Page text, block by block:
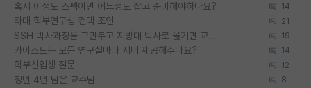
혹시 이정도 스펙이면 어느정도 잡고 준비해야하나요? 14
타대 학부연구생 컨택 조언 21
SSH 박사과정을 그만두고 지방대 박사로 옮기면 교수의 꿈은 끝일까요? 19
카이스트는 모든 연구실마다 서버 제공해주나요? 14
학부신입생 질문 12
정년 4년 남은 교수님 8